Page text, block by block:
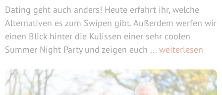
Dating geht auch anders! Heute erfahrt ihr, welche
Alternativen es zum Swipen gibt. Außerdem werfen wir
einen Blick hinter die Kulissen einer sehr coolen
Summer Night Party und zeigen euch ... weiterlesen